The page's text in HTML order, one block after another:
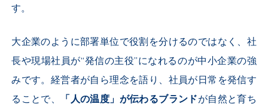
す。
大企業のように部署単位で役割を分けるのではなく、社
長や現場社員が“発信の主役”になれるのが中小企業の強
みです。経営者が自ら理念を語り、社員が日常を発信す
ることで、
「人の温度」が伝わるブランドが自然と育ち